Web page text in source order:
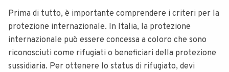
Prima di tutto, è importante comprendere i criteri per la
protezione internazionale. In Italia, la protezione
internazionale può essere concessa a coloro che sono
riconosciuti come rifugiati o beneficiari della protezione
sussidiaria. Per ottenere lo status di rifugiato, devi